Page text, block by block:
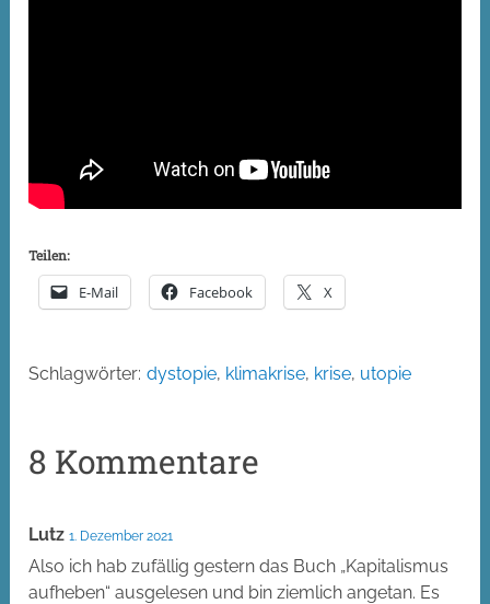
Teilen:
E-Mail Facebook X
Schlagwörter: dystopie, klimakrise, krise, utopie
8 Kommentare
Lutz 1. Dezember 2021
Also ich hab zufällig gestern das Buch „Kapitalismus
aufheben“ ausgelesen und bin ziemlich angetan. Es